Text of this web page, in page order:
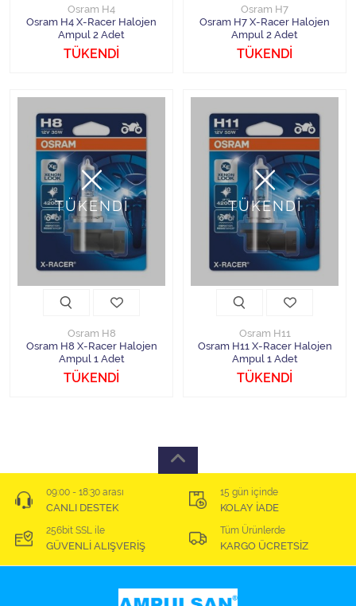
Osram H4
Osram H4 X-Racer Halojen
Ampul 2 Adet
TÜKENDİ
Osram H7
Osram H7 X-Racer Halojen
Ampul 2 Adet
TÜKENDİ
TÜKENDİ
Osram H8
Osram H8 X-Racer Halojen
Ampul 1 Adet
TÜKENDİ
TÜKENDİ
Osram H11
Osram H11 X-Racer Halojen
Ampul 1 Adet
TÜKENDİ
09:00 - 18:30 arası
CANLI DESTEK
15 gün içinde
KOLAY İADE
256bit SSL ile
GÜVENLİ ALIŞVERİŞ
Tüm Ürünlerde
KARGO ÜCRETSİZ